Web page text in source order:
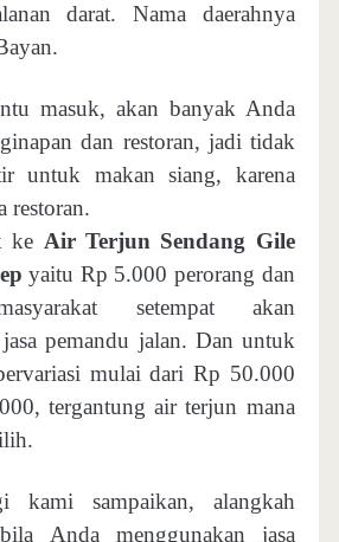
darat. Nama daerahnya
masuk, akan banyak Anda
dan restoran, jadi tidak
untuk makan siang, karena
restoran.
ke Air Terjun Sendang Gile
yaitu Rp 5.000 perorang dan
setempat akan
pemandu jalan. Dan untuk
mulai dari Rp 50.000
tergantung air terjun mana
kami sampaikan, alangkah
Anda menggunakan jasa